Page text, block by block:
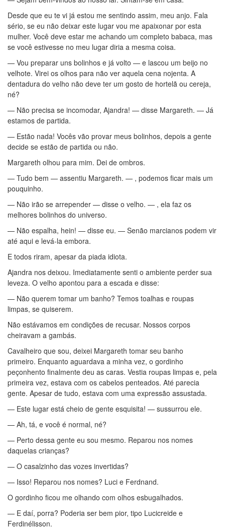
Desde que eu te vi já estou me sentindo assim, meu anjo. Fala
sério, se eu não deixar este lugar vou me apaixonar por esta
mulher. Você deve estar me achando um completo babaca, mas
se você estivesse no meu lugar diria a mesma coisa.
— Vou preparar uns bolinhos e já volto — e lascou um beijo no
velhote. Virei os olhos para não ver aquela cena nojenta. A
dentadura do velho não deve ter um gosto de hortelã ou cereja,
né?
— Não precisa se incomodar, Ajandra! — disse Margareth. — Já
estamos de partida.
— Estão nada! Vocês vão provar meus bolinhos, depois a gente
decide se estão de partida ou não.
Margareth olhou para mim. Dei de ombros.
— Tudo bem — assentiu Margareth. — , podemos ficar mais um
pouquinho.
— Não irão se arrepender — disse o velho. — , ela faz os
melhores bolinhos do universo.
— Não espalha, hein! — disse eu. — Senão marcianos podem vir
até aqui e levá-la embora.
E todos riram, apesar da piada idiota.
Ajandra nos deixou. Imediatamente senti o ambiente perder sua
leveza. O velho apontou para a escada e disse:
— Não querem tomar um banho? Temos toalhas e roupas
limpas, se quiserem.
Não estávamos em condições de recusar. Nossos corpos
cheiravam a gambás.
Cavalheiro que sou, deixei Margareth tomar seu banho
primeiro. Enquanto aguardava a minha vez, o gordinho
peçonhento finalmente deu as caras. Vestia roupas limpas e, pela
primeira vez, estava com os cabelos penteados. Até parecia
gente. Apesar de tudo, estava com uma expressão assustada.
— Este lugar está cheio de gente esquisita! — sussurrou ele.
— Ah, tá, e você é normal, né?
— Perto dessa gente eu sou mesmo. Reparou nos nomes
daquelas crianças?
— O casalzinho das vozes invertidas?
— Isso! Reparou nos nomes? Luci e Ferdnand.
O gordinho ficou me olhando com olhos esbugalhados.
— E daí, porra? Poderia ser bem pior, tipo Lucicreide e
Ferdinélisson.